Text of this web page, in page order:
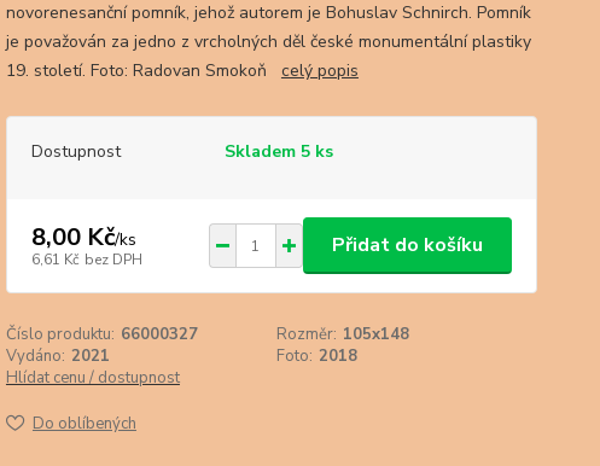
novorenesanční pomník, jehož autorem je Bohuslav Schnirch. Pomník
je považován za jedno z vrcholných děl české monumentální plastiky
19. století. Foto: Radovan Smokoň celý popis
Dostupnost Skladem 5 ks
8,00 Kč/ks
6,61 Kč bez DPH
Přidat do košíku
Číslo produktu: 66000327 Rozměr: 105x148
Vydáno: 2021 Foto: 2018
Hlídat cenu / dostupnost
Do oblíbených